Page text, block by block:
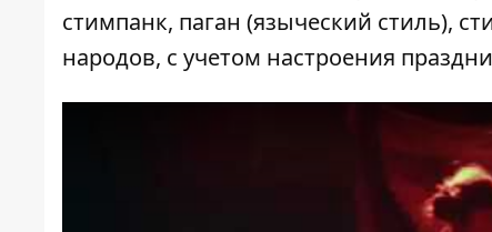
стимпанк, паган (языческий стиль),
народов, с учетом настроения